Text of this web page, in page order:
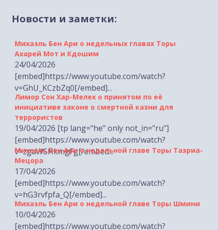
Новости и заметки:
24/04/2026
[embed]https://www.youtube.com/watch?
v=GhU_KCzbZq0[/embed]...
Лимор Сон Хар-Мелех о принятом по её
инициативе законе о смертной казни для
террористов
19/04/2026 [tp lang="he" only not_in="ru"]
[embed]https://www.youtube.com/watch?
v=zgaWSHkmgFg[/embed...
Михаэль Бен Ари о недельной главе Торы Тазриа-
Мецора
17/04/2026
[embed]https://www.youtube.com/watch?
v=hG3rvfpfa_Q[/embed]...
Михаэль Бен Ари о недельной главе Торы Шмини
10/04/2026
[embed]https://www.youtube.com/watch?
v=A7xGRwB-Zvo[/embed]...